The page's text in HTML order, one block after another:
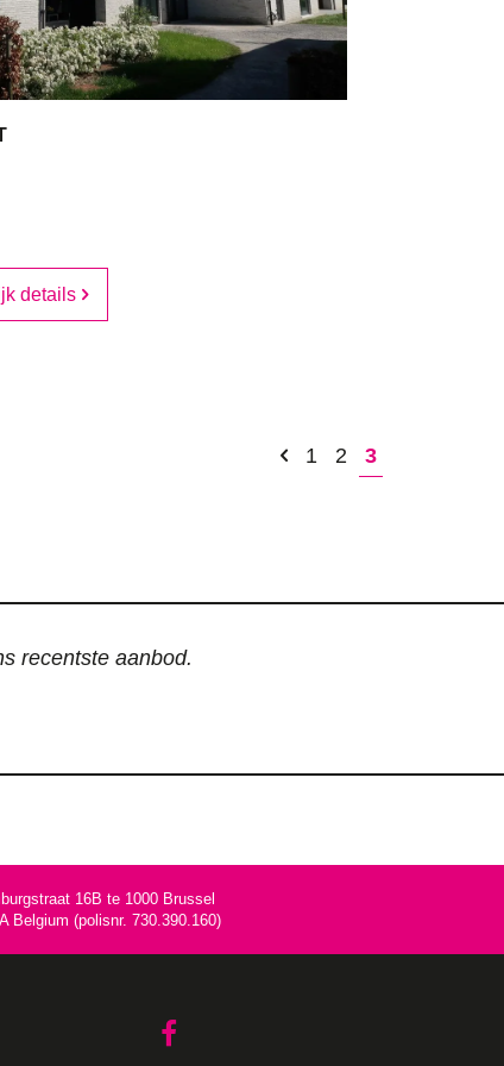
details
1 2 3
recentste aanbod.
16B te 1000 Brussel
Belgium (polisnr. 730.390.160)